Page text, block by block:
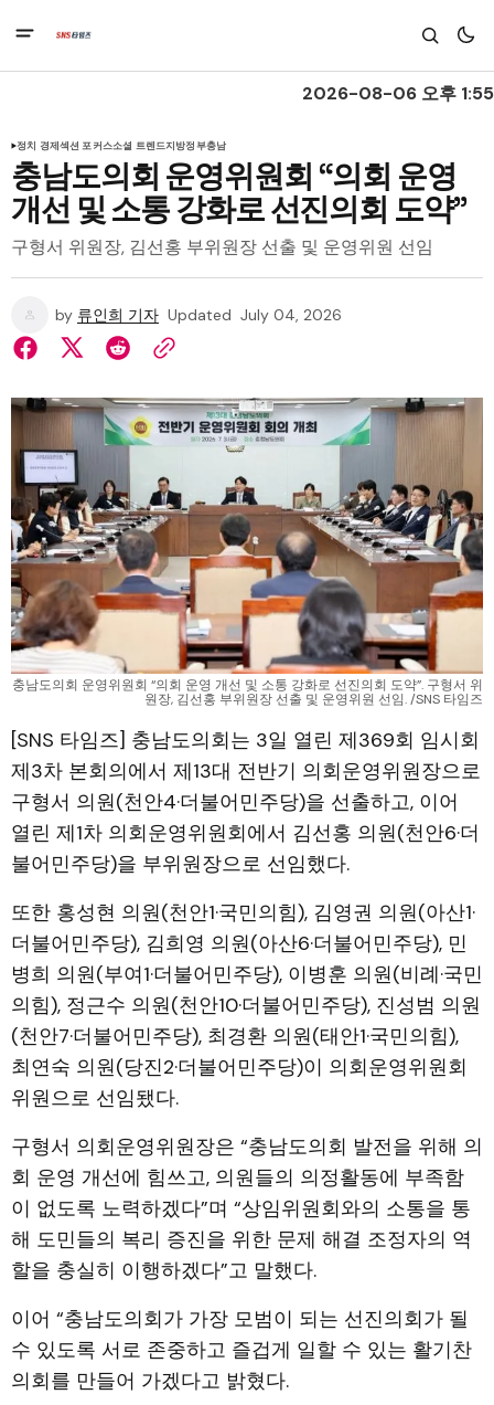
2026-08-06 오후 1:55
정치 경제섹션 포커스소셜 트렌드지방정부충남
충남도의회 운영위원회 “의회 운영
개선 및 소통 강화로 선진의회 도약”
구형서 위원장, 김선홍 부위원장 선출 및 운영위원 선임
by 류인희 기자 Updated July 04, 2026
충남도의회 운영위원회 “의회 운영 개선 및 소통 강화로 선진의회 도약”. 구형서 위
원장, 김선홍 부위원장 선출 및 운영위원 선임. /SNS 타임즈
[SNS 타임즈] 충남도의회는 3일 열린 제369회 임시회
제3차 본회의에서 제13대 전반기 의회운영위원장으로
구형서 의원(천안4·더불어민주당)을 선출하고, 이어
열린 제1차 의회운영위원회에서 김선홍 의원(천안6·더
불어민주당)을 부위원장으로 선임했다.
또한 홍성현 의원(천안1·국민의힘), 김영권 의원(아산1·
더불어민주당), 김희영 의원(아산6·더불어민주당), 민
병희 의원(부여1·더불어민주당), 이병훈 의원(비례·국민
의힘), 정근수 의원(천안10·더불어민주당), 진성범 의원
(천안7·더불어민주당), 최경환 의원(태안1·국민의힘),
최연숙 의원(당진2·더불어민주당)이 의회운영위원회
위원으로 선임됐다.
구형서 의회운영위원장은 “충남도의회 발전을 위해 의
회 운영 개선에 힘쓰고, 의원들의 의정활동에 부족함
이 없도록 노력하겠다”며 “상임위원회와의 소통을 통
해 도민들의 복리 증진을 위한 문제 해결 조정자의 역
할을 충실히 이행하겠다”고 말했다.
이어 “충남도의회가 가장 모범이 되는 선진의회가 될
수 있도록 서로 존중하고 즐겁게 일할 수 있는 활기찬
의회를 만들어 가겠다고 밝혔다.